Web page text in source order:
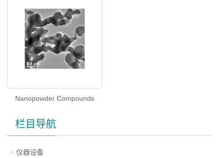
Nanopowder Compounds
栏目导航
仪器设备